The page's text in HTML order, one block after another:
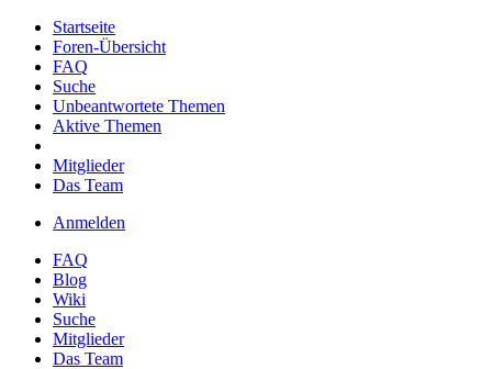
Startseite
Foren-Übersicht
FAQ
Suche
Unbeantwortete Themen
Aktive Themen
Mitglieder
Das Team
Anmelden
FAQ
Blog
Wiki
Suche
Mitglieder
Das Team